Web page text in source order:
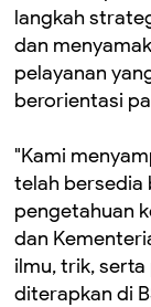
langkah
dan
pelayanan
berorientasi
"Kami
telah bersedia
pengetahuan
dan
ilmu, trik,
diterapkan di